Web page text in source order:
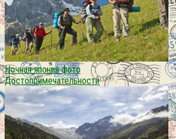
Ночная япония фото
Достопримечательности